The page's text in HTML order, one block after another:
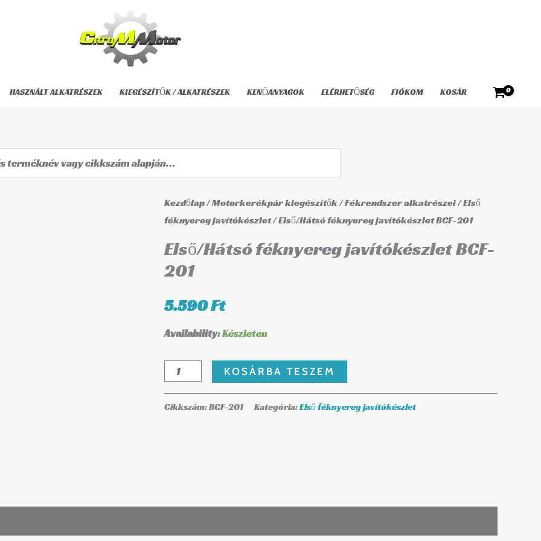
HASZNÁLT ALKATRÉSZEK KIEGÉSZÍTŐK / ALKATRÉSZEK KENŐANYAGOK ELÉRHETŐSÉG FIÓKOM KOSÁR
Kezdőlap/Motorkerékpár kiegészítők/Fékrendszer alkatrészei/Első
féknyereg javítókészlet/ Első/Hátsó féknyereg javítókészlet BCF-201
Első/Hátsó féknyereg javítókészlet BCF-
201
5.590Ft
Availability:Készleten
Első/Hátsó
féknyereg
javítókészlet
BCF-
201
KOSÁRBA TESZEM
Cikkszám:BCF-201 Kategória:Első féknyereg javítókészlet